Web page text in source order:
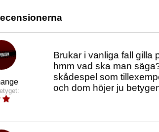
Brukar i vanliga fall gilla
hmm vad ska man
skådespel som
och dom höjer ju